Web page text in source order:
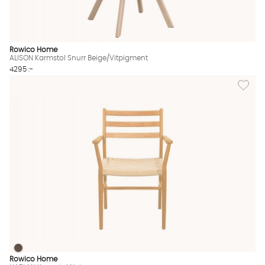
Rowico Home
ALISON Karmstol Snurr Beige/Vitpigment
4295 :-
Lägg
HARLAN Karmstol Natur Finns även i dessa färger:
HARLAN Karmstol Natur
Rowico Home